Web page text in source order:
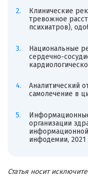
Клинические
тревожное
психиатров),
Национальные
сердечно-
Аналитический
самолечение в
организации
инфодемии, 2021
Статья носит